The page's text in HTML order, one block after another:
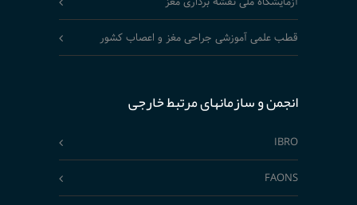
قطب علمی آموزشی جراحی مغز و اعصاب کشور
انجمن و سازمانهای مرتبط خارجی
IBRO
FAONS